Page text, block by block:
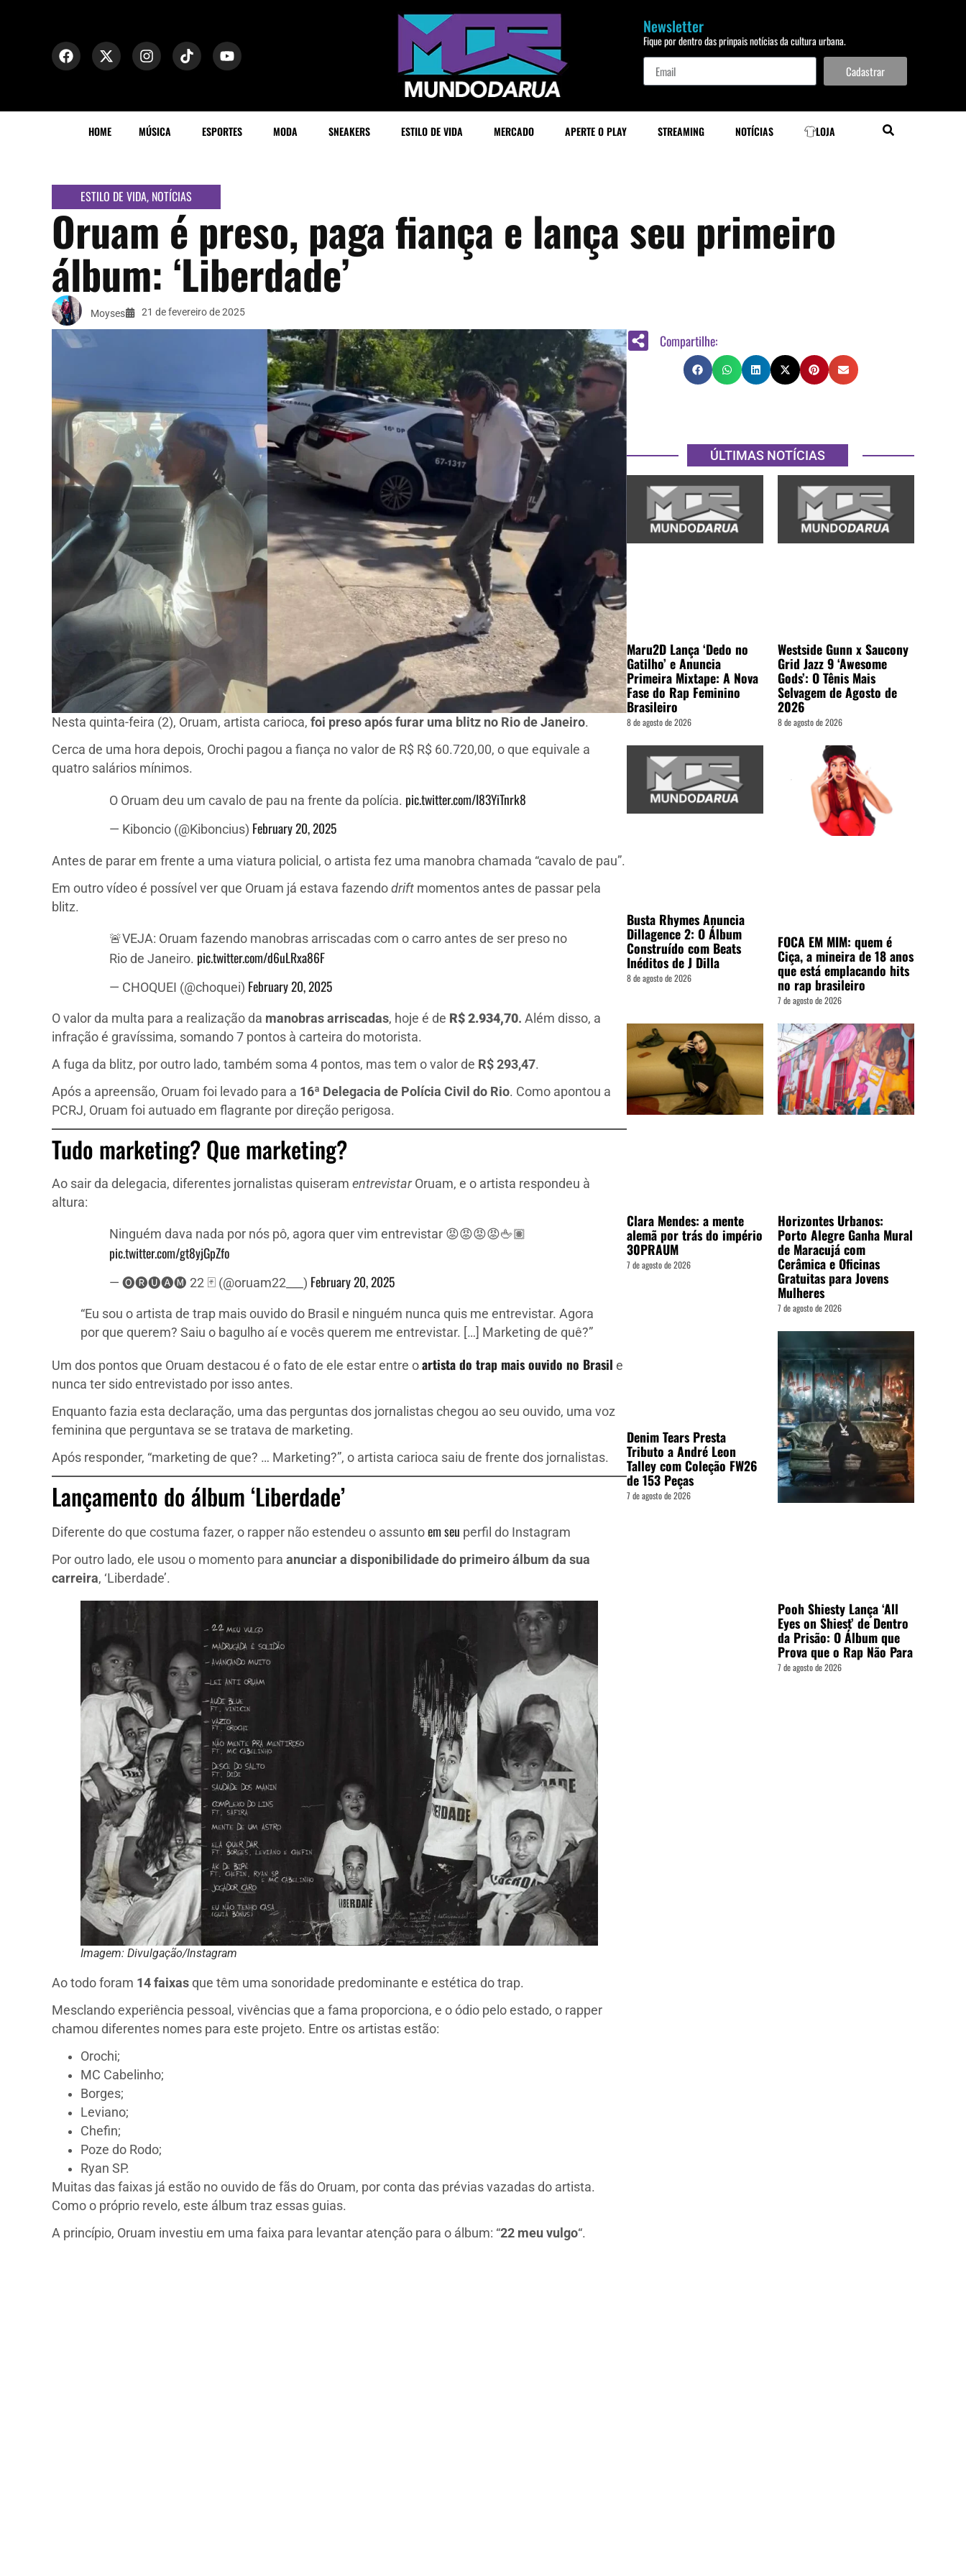
Newsletter
Fique por dentro das prinpais notícias da cultura urbana.
Cadastrar
HOME MÚSICA ESPORTES MODA SNEAKERS ESTILO DE VIDA MERCADO APERTE O PLAY STREAMING NOTÍCIAS LOJA
ESTILO DE VIDA, NOTÍCIAS
Oruam é preso, paga fiança e lança seu primeiro
álbum: ‘Liberdade’
Moyses 21 de fevereiro de 2025
Nesta quinta-feira (2), Oruam, artista carioca, foi preso após furar uma blitz no Rio de Janeiro.
Cerca de uma hora depois, Orochi pagou a fiança no valor de R$ R$ 60.720,00, o que equivale a
quatro salários mínimos.
O Oruam deu um cavalo de pau na frente da polícia. pic.twitter.com/I83YiTnrk8
— Kiboncio (@Kiboncius) February 20, 2025
Antes de parar em frente a uma viatura policial, o artista fez uma manobra chamada “cavalo de pau”.
Em outro vídeo é possível ver que Oruam já estava fazendo drift momentos antes de passar pela
blitz.
🚨VEJA: Oruam fazendo manobras arriscadas com o carro antes de ser preso no
Rio de Janeiro. pic.twitter.com/d6uLRxa86F
— CHOQUEI (@choquei) February 20, 2025
O valor da multa para a realização da manobras arriscadas, hoje é de R$ 2.934,70. Além disso, a
infração é gravíssima, somando 7 pontos à carteira do motorista.
A fuga da blitz, por outro lado, também soma 4 pontos, mas tem o valor de R$ 293,47.
Após a apreensão, Oruam foi levado para a 16ª Delegacia de Polícia Civil do Rio. Como apontou a
PCRJ, Oruam foi autuado em flagrante por direção perigosa.
Tudo marketing? Que marketing?
Ao sair da delegacia, diferentes jornalistas quiseram entrevistar Oruam, e o artista respondeu à
altura:
Ninguém dava nada por nós pô, agora quer vim entrevistar 😡😡😡😡🖕🏽
pic.twitter.com/gt8yjGpZfo
— 🅞🅡🅤🅐🅜 22 🃏 (@oruam22___) February 20, 2025
“Eu sou o artista de trap mais ouvido do Brasil e ninguém nunca quis me entrevistar. Agora
por que querem? Saiu o bagulho aí e vocês querem me entrevistar. […] Marketing de quê?”
Um dos pontos que Oruam destacou é o fato de ele estar entre o artista do trap mais ouvido no Brasil e
nunca ter sido entrevistado por isso antes.
Enquanto fazia esta declaração, uma das perguntas dos jornalistas chegou ao seu ouvido, uma voz
feminina que perguntava se se tratava de marketing.
Após responder, “marketing de que? … Marketing?”, o artista carioca saiu de frente dos jornalistas.
Lançamento do álbum ‘Liberdade’
Diferente do que costuma fazer, o rapper não estendeu o assunto em seu perfil do Instagram
Por outro lado, ele usou o momento para anunciar a disponibilidade do primeiro álbum da sua
carreira, ‘Liberdade’.
Imagem: Divulgação/Instagram
Ao todo foram 14 faixas que têm uma sonoridade predominante e estética do trap.
Mesclando experiência pessoal, vivências que a fama proporciona, e o ódio pelo estado, o rapper
chamou diferentes nomes para este projeto. Entre os artistas estão:
Orochi;
MC Cabelinho;
Borges;
Leviano;
Chefin;
Poze do Rodo;
Ryan SP.
Muitas das faixas já estão no ouvido de fãs do Oruam, por conta das prévias vazadas do artista.
Como o próprio revelo, este álbum traz essas guias.
A princípio, Oruam investiu em uma faixa para levantar atenção para o álbum: “22 meu vulgo“.
Compartilhe:
ÚLTIMAS NOTÍCIAS
Maru2D Lança ‘Dedo no
Gatilho’ e Anuncia
Primeira Mixtape: A Nova
Fase do Rap Feminino
Brasileiro
8 de agosto de 2026
Westside Gunn x Saucony
Grid Jazz 9 ‘Awesome
Gods’: O Tênis Mais
Selvagem de Agosto de
2026
8 de agosto de 2026
Busta Rhymes Anuncia
Dillagence 2: O Álbum
Construído com Beats
Inéditos de J Dilla
8 de agosto de 2026
FOCA EM MIM: quem é
Ciça, a mineira de 18 anos
que está emplacando hits
no rap brasileiro
7 de agosto de 2026
Clara Mendes: a mente
alemã por trás do império
30PRAUM
7 de agosto de 2026
Horizontes Urbanos:
Porto Alegre Ganha Mural
de Maracujá com
Cerâmica e Oficinas
Gratuitas para Jovens
Mulheres
7 de agosto de 2026
Denim Tears Presta
Tributo a André Leon
Talley com Coleção FW26
de 153 Peças
7 de agosto de 2026
Pooh Shiesty Lança ‘All
Eyes on Shiest’ de Dentro
da Prisão: O Álbum que
Prova que o Rap Não Para
7 de agosto de 2026